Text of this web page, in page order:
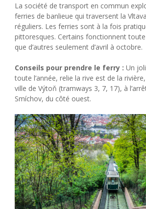
La société de transport en commun
ferries de banlieue qui traversent la
réguliers. Les ferries sont à la fois
pittoresques. Certains fonctionnent toute
que d’autres seulement d’avril à octobre.
Conseils pour prendre le ferry : Un
toute l’année, relie la rive est de la
ville de Výtoň (tramways 3, 7, 17), à
Smíchov, du côté ouest.